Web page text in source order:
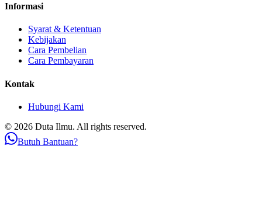
Informasi
Syarat & Ketentuan
Kebijakan
Cara Pembelian
Cara Pembayaran
Kontak
Hubungi Kami
© 2026 Duta Ilmu. All rights reserved.
Butuh Bantuan?